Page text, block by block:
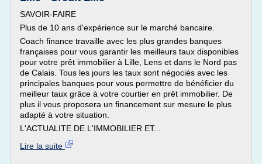
SAVOIR-FAIRE
Plus de 10 ans d'expérience sur le marché bancaire.
Coach finance travaille avec les plus grandes banques
françaises pour vous garantir les meilleurs taux disponibles
pour votre prêt immobilier à Lille, Lens et dans le Nord pas
de Calais. Tous les jours les taux sont négociés avec les
principales banques pour vous permettre de bénéficier du
meilleur taux grâce à votre courtier en prêt immobilier. De
plus il vous proposera un financement sur mesure le plus
adapté à votre situation.
L'ACTUALITE DE L'IMMOBILIER ET...
Lire la suite